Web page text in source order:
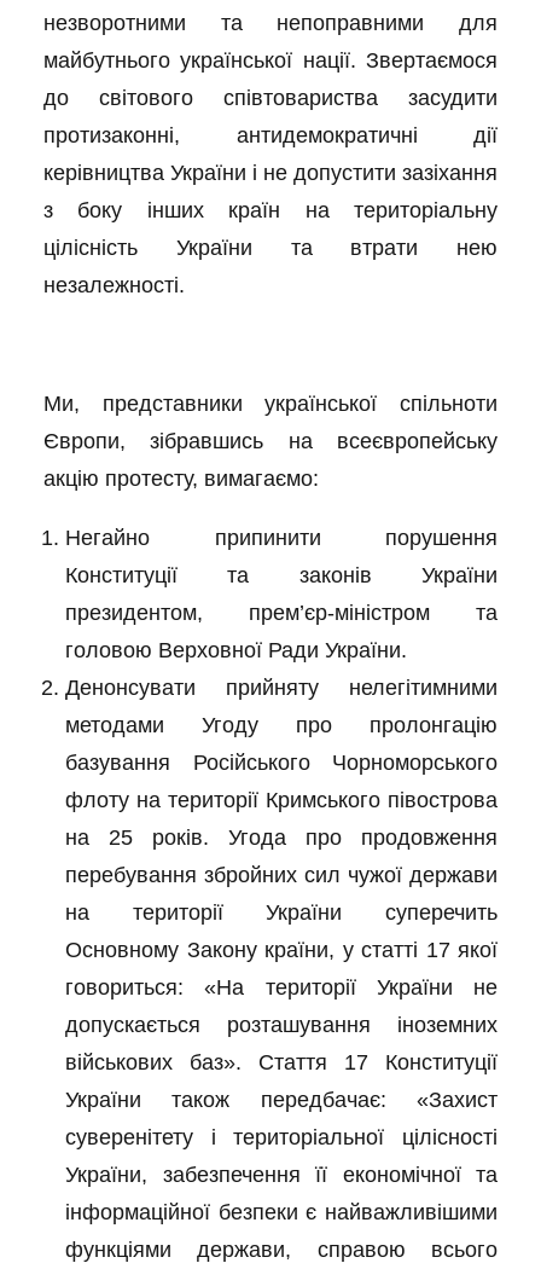
незворотними та непоправними для
майбутнього української нації. Звертаємося
до світового співтовариства засудити
протизаконні, антидемократичні дії
керівництва України і не допустити зазіхання
з боку інших країн на територіальну
цілісність України та втрати нею
незалежності.
Ми, представники української спільноти
Європи, зібравшись на всеєвропейську
акцію протесту, вимагаємо:
Негайно припинити порушення
Конституції та законів України
президентом, прем’єр-міністром та
головою Верховної Ради України.
Денонсувати прийняту нелегітимними
методами Угоду про пролонгацію
базування Російського Чорноморського
флоту на території Кримського півострова
на 25 років. Угода про продовження
перебування збройних сил чужої держави
на території України суперечить
Основному Закону країни, у статті 17 якої
говориться: «На території України не
допускається розташування іноземних
військових баз». Стаття 17 Конституції
України також передбачає: «Захист
суверенітету і територіальної цілісності
України, забезпечення її економічної та
інформаційної безпеки є найважливішими
функціями держави, справою всього